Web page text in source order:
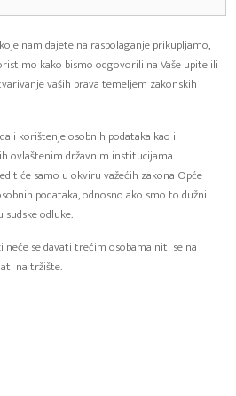
nam dajete na raspolaganje prikupljamo,
kako bismo odgovorili na Vaše upite ili
vaših prava temeljem zakonskih
i korištenje osobnih podataka kao i
ovlaštenim državnim institucijama i
će samo u okviru važećih zakona Opće
podataka, odnosno ako smo to dužni
odluke.
neće se davati trećim osobama niti se na
na tržište.